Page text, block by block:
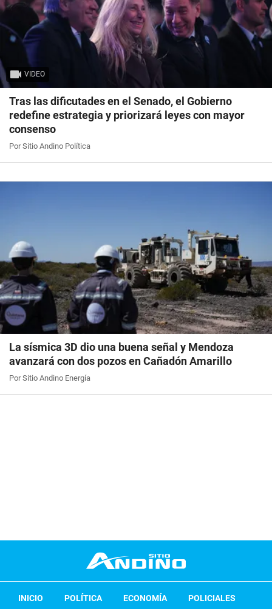
VIDEO
Tras las dificutades en el Senado, el Gobierno
redefine estrategia y priorizará leyes con mayor
consenso
Por Sitio Andino Política
La sísmica 3D dio una buena señal y Mendoza
avanzará con dos pozos en Cañadón Amarillo
Por Sitio Andino Energía
INICIO POLÍTICA ECONOMÍA POLICIALES